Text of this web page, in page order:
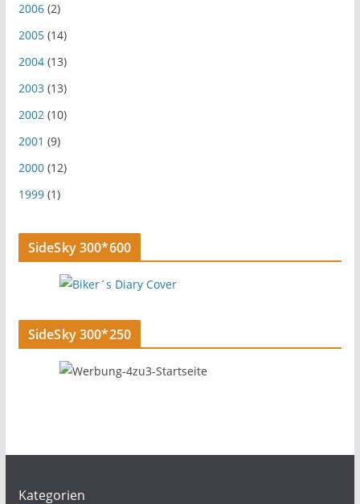
2006(2)
2005(14)
2004(13)
2003(13)
2002(10)
2001 (9)
2000(12)
1999(1)
SideSky 300*600
SideSky 300*250
Kategorien